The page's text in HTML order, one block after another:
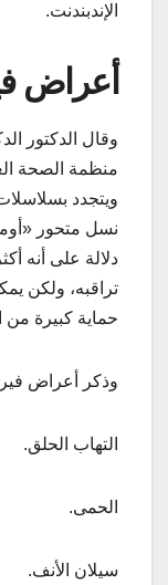
الإندبندنت.
أعراض
وقال الدكتور
منظمة الصحة
ويتجدد
نسل متحور
دلالة على أنه
تراقبه، ولكن
حماية كبيرة من
وذكر أعراض
التهاب الحلق.
الحمى.
سيلان الأنف.